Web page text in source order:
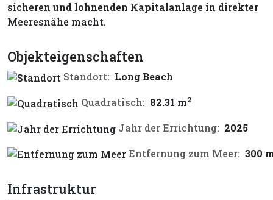
sicheren und lohnenden Kapitalanlage in direkter
Meeresnähe macht.
Objekteigenschaften
Standort: Long Beach
Quadratisch: 82.31 m2
Jahr der Errichtung: 2025
Entfernung zum Meer: 300
Infrastruktur